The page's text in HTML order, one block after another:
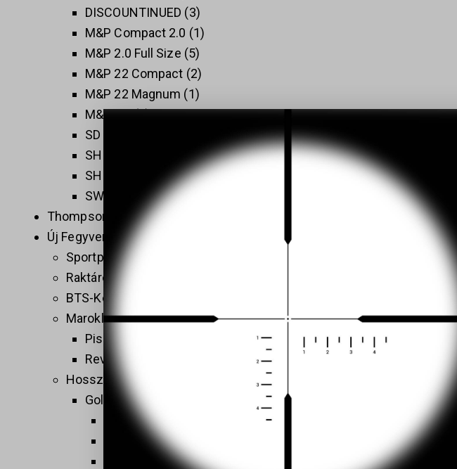
DISCOUNTINUED
3
M&P Compact 2.0 1
M&P 2.0 Full Size 5
M&P 22 Compact 2
M&P 22 Magnum
1
M&P 5.6 1
SD 2.0
SHIELD EZ
SHIELD PLUS
1
SW 1911
3
Thompson
Új Fegyverek
409
Sportpisztolyok
Raktáron
BTS-Keiler Tactical
Maroklőfegyverek 203
Pisztolyok
Revolverek
Hosszú fegyverek
Golyós fegyverek
Sport célú golyós fegyverek
37
Taktikai golyós fegyverek (AR)
Vadász golyós fegyverek